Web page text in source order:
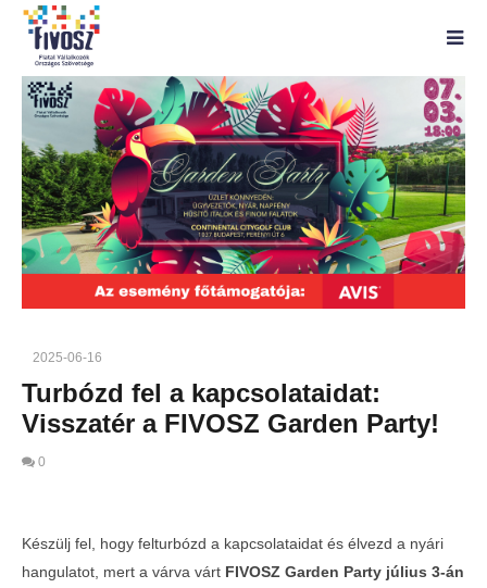
2025-06-16
Turbózd fel a kapcsolataidat:
Visszatér a FIVOSZ Garden Party!
0
Készülj fel, hogy felturbózd a kapcsolataidat és élvezd a nyári
hangulatot, mert a várva várt FIVOSZ Garden Party július 3-án